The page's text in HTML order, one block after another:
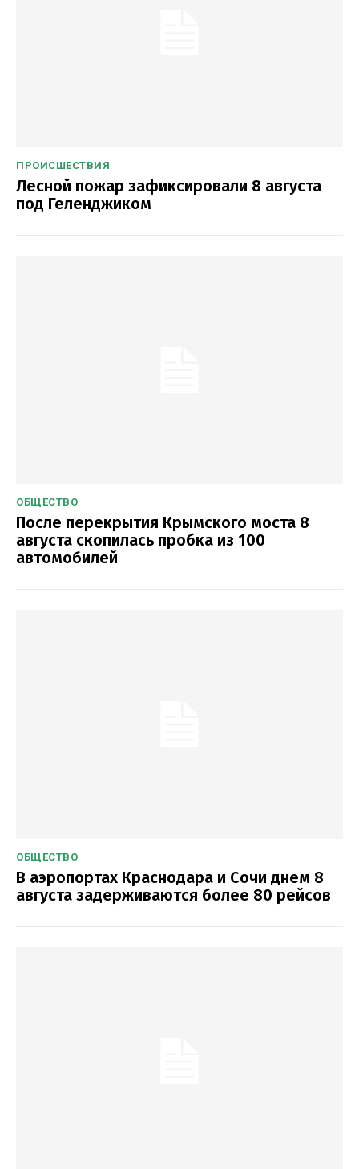
ПРОИСШЕСТВИЯ
Лесной пожар зафиксировали 8 августа
под Геленджиком
ОБЩЕСТВО
После перекрытия Крымского моста 8
августа скопилась пробка из 100
автомобилей
ОБЩЕСТВО
В аэропортах Краснодара и Сочи днем 8
августа задерживаются более 80 рейсов